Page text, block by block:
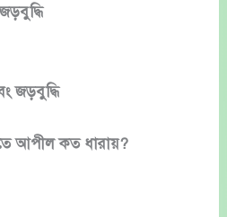
জড়বুদ্ধি
আপীল কত ধারায়?